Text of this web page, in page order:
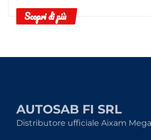
Scopri di più
AUTOSAB FI SRL
Distributore ufficiale Aixam